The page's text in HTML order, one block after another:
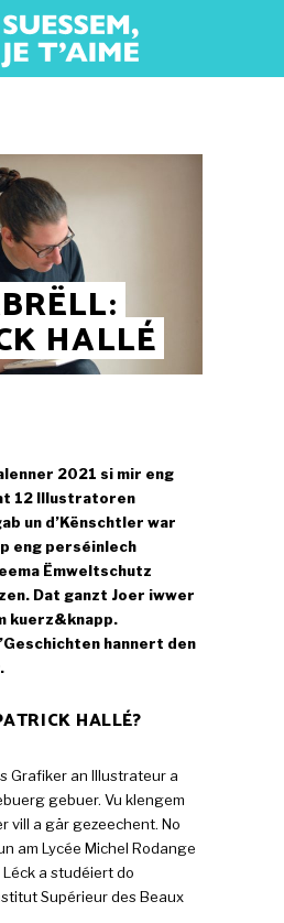
HALLÉ
2021 si mir eng
12 Illustratoren
un d’Kënschtler war
eng perséinlech
Ëmweltschutz
Dat ganzt Joer iwwer
kuerz&knapp.
hannert den
HALLÉ?
Grafiker an Illustrateur a
gebuer. Vu klengem
vill a gär gezeechent. No
am Lycée Michel Rodange
a studéiert do
Supérieur des Beaux